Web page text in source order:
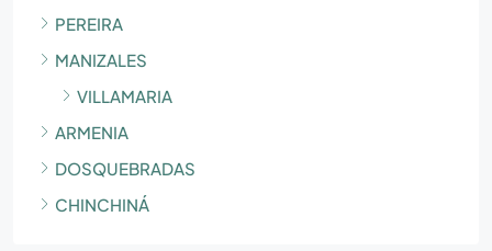
PEREIRA
MANIZALES
VILLAMARIA
ARMENIA
DOSQUEBRADAS
CHINCHINÁ